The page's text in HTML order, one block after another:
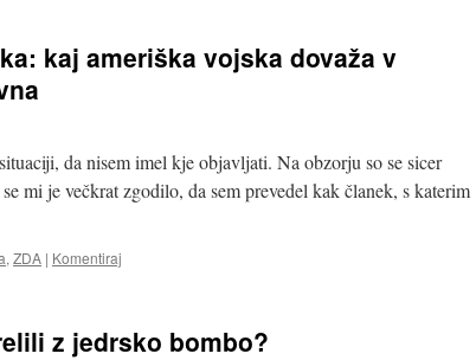
kaj ameriška vojska dovaža v
da nisem imel kje objavljati. Na obzorju so se sicer
mi je večkrat zgodilo, da sem prevedel kak članek, s katerim
, ZDA | Komentiraj
z jedrsko bombo?